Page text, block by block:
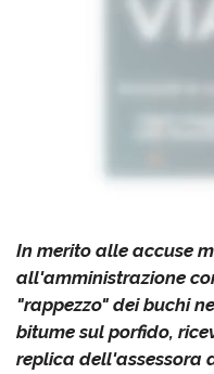
In merito alle accuse
all'amministrazione
"rappezzo" dei buchi
bitume sul porfido,
replica dell'assessora